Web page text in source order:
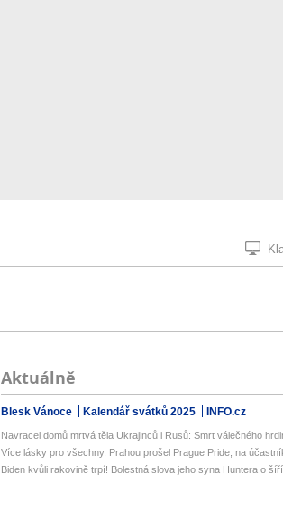
Aktuálně
Blesk Vánoce Kalendář svátků 2025 INFO.cz
Navracel domů mrtvá těla Ukrajinců i Rusů: Smrt válečného
Více lásky pro všechny. Prahou prošel Prague Pride, na
Biden kvůli rakovině trpí! Bolestná slova jeho syna Huntera o